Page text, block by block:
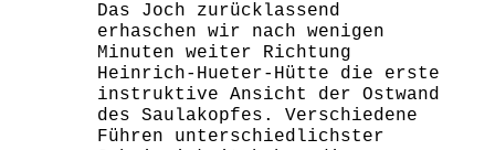
Das Joch zurücklassend
erhaschen wir nach wenigen
Minuten weiter Richtung
Heinrich-Hueter-Hütte die erste
instruktive Ansicht der Ostwand
des Saulakopfes. Verschiedene
Führen unterschiedlichster